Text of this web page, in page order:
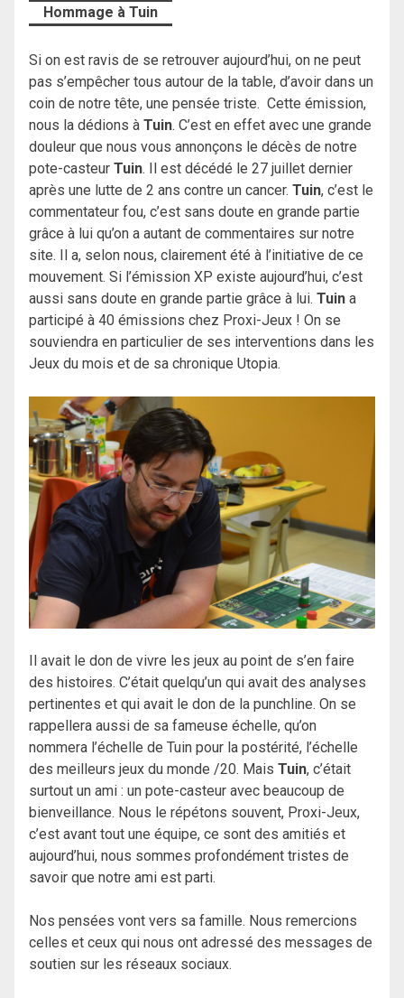
Hommage à Tuin
Si on est ravis de se retrouver aujourd’hui, on ne peut
pas s’empêcher tous autour de la table, d’avoir dans un
coin de notre tête, une pensée triste. Cette émission,
nous la dédions à Tuin. C’est en effet avec une grande
douleur que nous vous annonçons le décès de notre
pote-casteur Tuin. Il est décédé le 27 juillet dernier
après une lutte de 2 ans contre un cancer. Tuin, c’est le
commentateur fou, c’est sans doute en grande partie
grâce à lui qu’on a autant de commentaires sur notre
site. Il a, selon nous, clairement été à l’initiative de ce
mouvement. Si l’émission XP existe aujourd’hui, c’est
aussi sans doute en grande partie grâce à lui. Tuin a
participé à 40 émissions chez Proxi-Jeux ! On se
souviendra en particulier de ses interventions dans les
Jeux du mois et de sa chronique Utopia.
Il avait le don de vivre les jeux au point de s’en faire
des histoires. C’était quelqu’un qui avait des analyses
pertinentes et qui avait le don de la punchline. On se
rappellera aussi de sa fameuse échelle, qu’on
nommera l’échelle de Tuin pour la postérité, l’échelle
des meilleurs jeux du monde /20. Mais Tuin, c’était
surtout un ami : un pote-casteur avec beaucoup de
bienveillance. Nous le répétons souvent, Proxi-Jeux,
c’est avant tout une équipe, ce sont des amitiés et
aujourd’hui, nous sommes profondément tristes de
savoir que notre ami est parti.
Nos pensées vont vers sa famille. Nous remercions
celles et ceux qui nous ont adressé des messages de
soutien sur les réseaux sociaux.